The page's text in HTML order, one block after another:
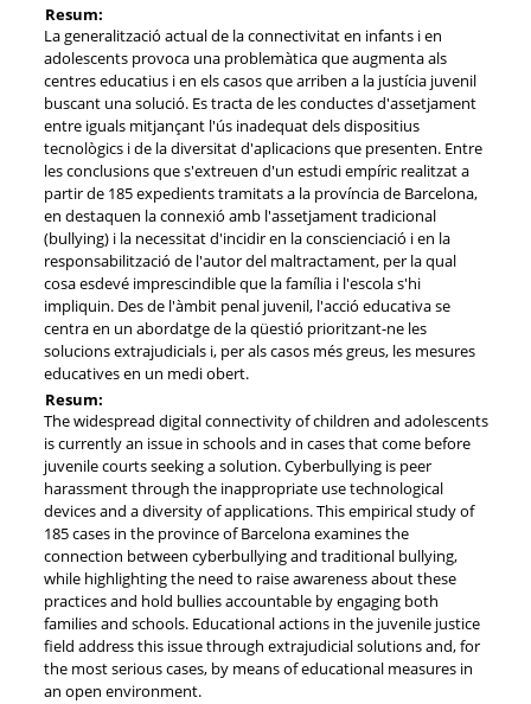
Resum:
La generalització actual de la connectivitat en infants i en
adolescents provoca una problemàtica que augmenta als
centres educatius i en els casos que arriben a la justícia juvenil
buscant una solució. Es tracta de les conductes d'assetjament
entre iguals mitjançant l'ús inadequat dels dispositius
tecnològics i de la diversitat d'aplicacions que presenten. Entre
les conclusions que s'extreuen d'un estudi empíric realitzat a
partir de 185 expedients tramitats a la província de Barcelona,
en destaquen la connexió amb l'assetjament tradicional
(bullying) i la necessitat d'incidir en la conscienciació i en la
responsabilització de l'autor del maltractament, per la qual
cosa esdevé imprescindible que la família i l'escola s'hi
impliquin. Des de l'àmbit penal juvenil, l'acció educativa se
centra en un abordatge de la qüestió prioritzant-ne les
solucions extrajudicials i, per als casos més greus, les mesures
educatives en un medi obert.
Resum:
The widespread digital connectivity of children and adolescents
is currently an issue in schools and in cases that come before
juvenile courts seeking a solution. Cyberbullying is peer
harassment through the inappropriate use technological
devices and a diversity of applications. This empirical study of
185 cases in the province of Barcelona examines the
connection between cyberbullying and traditional bullying,
while highlighting the need to raise awareness about these
practices and hold bullies accountable by engaging both
families and schools. Educational actions in the juvenile justice
field address this issue through extrajudicial solutions and, for
the most serious cases, by means of educational measures in
an open environment.